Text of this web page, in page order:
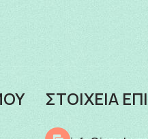
ΣΤΟΙΧΕΙΑ